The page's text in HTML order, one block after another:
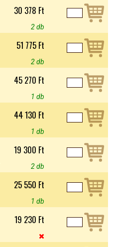
30 378 Ft
2 db
51 775 Ft
2 db
45 270 Ft
1 db
44 130 Ft
1 db
19 300 Ft
2 db
25 550 Ft
1 db
19 230 Ft
